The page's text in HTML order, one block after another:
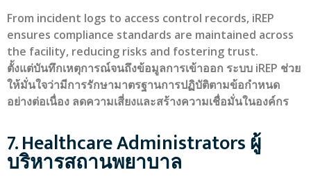
From incident logs to access control records, iREP
ensures compliance standards are maintained across
the facility, reducing risks and fostering trust.
ตั้งแต่บันทึกเหตุการณ์จนถึงข้อมูลการเข้าออก ระบบ iREP ช่วย
ให้มั่นใจว่ามีการรักษามาตรฐานการปฏิบัติตามข้อกำหนด
อย่างต่อเนื่อง ลดความเสี่ยงและสร้างความเชื่อมั่นในองค์กร
7. Healthcare Administrators ผู้
บริหารสถานพยาบาล